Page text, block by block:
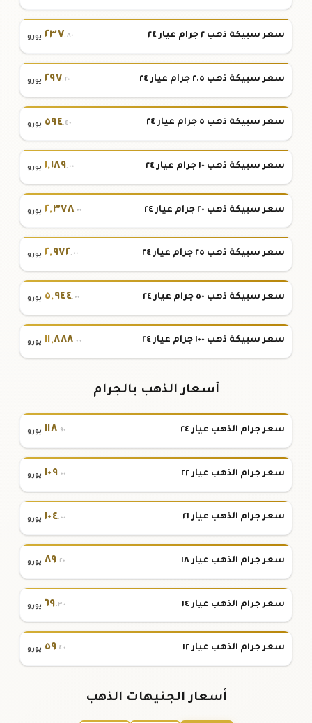
سعر سبيكة ذهب ٢ جرام عيار ٢٤ ٢٣٧.٨٠ يورو
سعر سبيكة ذهب ٢.٥ جرام عيار ٢٤ ٢٩٧.٢٠ يورو
سعر سبيكة ذهب ٥ جرام عيار ٢٤ ٥٩٤.٤٠ يورو
سعر سبيكة ذهب ١٠ جرام عيار ٢٤ ١,١٨٩.٠٠ يورو
سعر سبيكة ذهب ٢٠ جرام عيار ٢٤ ٢,٣٧٨.٠٠ يورو
سعر سبيكة ذهب ٢٥ جرام عيار ٢٤ ٢,٩٧٢.٠٠ يورو
سعر سبيكة ذهب ٥٠ جرام عيار ٢٤ ٥,٩٤٤.٠٠ يورو
سعر سبيكة ذهب ١٠٠ جرام عيار ٢٤ ١١,٨٨٨.٠٠ يورو
أسعار الذهب بالجرام
سعر جرام الذهب عيار ٢٤ ١١٨.٩٠ يورو
سعر جرام الذهب عيار ٢٢ ١٠٩.٠٠ يورو
سعر جرام الذهب عيار ٢١ ١٠٤.٠٠ يورو
سعر جرام الذهب عيار ١٨ ٨٩.٢٠ يورو
سعر جرام الذهب عيار ١٤ ٦٩.٣٠ يورو
سعر جرام الذهب عيار ١٢ ٥٩.٤٠ يورو
أسعار الجنيهات الذهب